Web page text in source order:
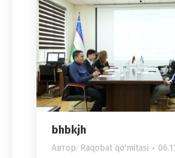
bhbkjh
Автор: Raqobat qo'mitasi